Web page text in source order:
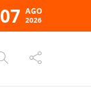
07 AGO
2026